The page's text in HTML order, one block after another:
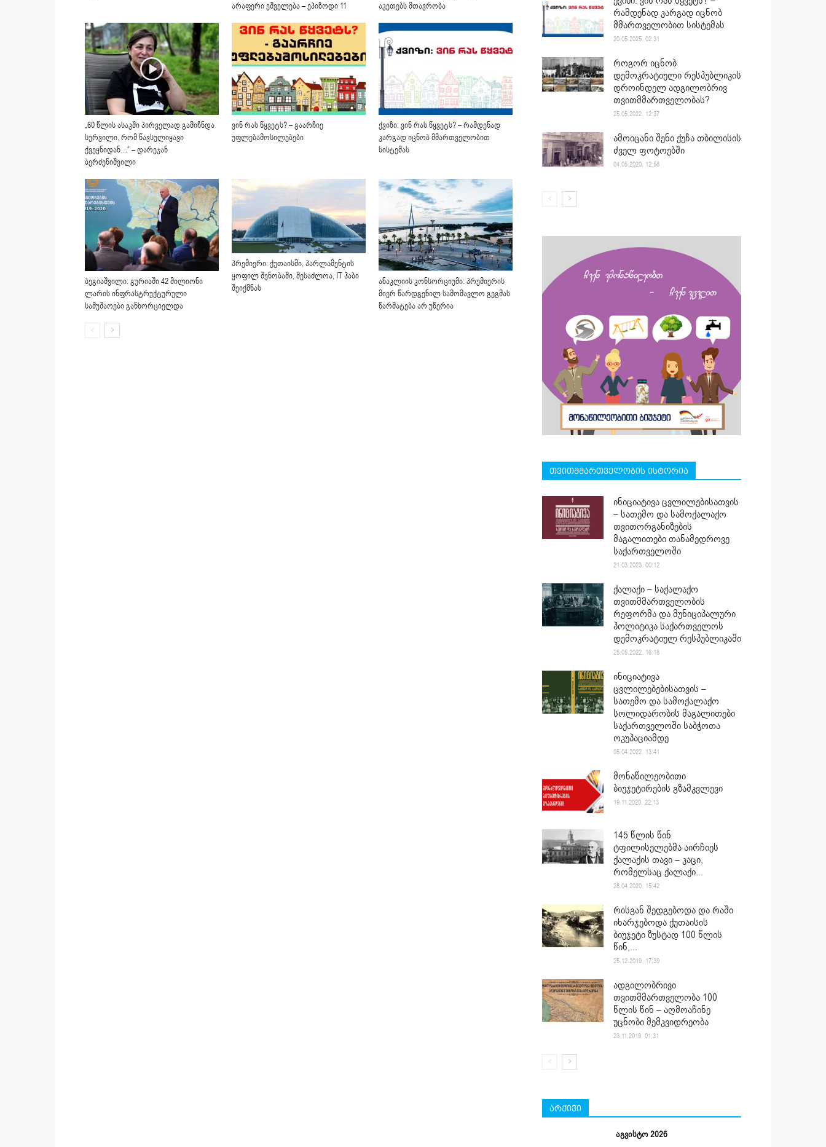
არაფერი ეშველება – ეპიზოდი 11
აკეთებს მთავრობა
„60 წლის ასაკში პირველად გამიჩნდა
სურვილი, რომ წავსულიყავი
ქვეყნიდან…“ – დარეჯან
ბერძენიშვილი
ვინ რას წყვეტს? – გაარჩიე
უფლებამოსილებები
ქვიზი: ვინ რას წყვეტს? – რამდენად
კარგად იცნობ მმართველობით
სისტემას
ბეგიაშვილი: გურიაში 42 მილიონი
ლარის ინფრასტრუქტურული
სამუშაოები განხორციელდა
პრემიერი: ქუთაისში, პარლამენტის
ყოფილ შენობაში, შესაძლოა, IT ჰაბი
შეიქმნას
ანაკლიის კონსორციუმი: პრემიერის
მიერ წარდგენილ სამომავლო გეგმას
წარმატება არ უწერია
რამდენად კარგად იცნობ
მმართველობით სისტემას
20.05.2025. 02:31
როგორ იცნობ
დემოკრატიული რესპუბლიკის
დროინდელ ადგილობრივ
თვითმმართველობას?
25.05.2022. 12:37
ამოიცანი შენი ქუჩა თბილისის
ძველ ფოტოებში
04.05.2020. 12:58
თვითმმართველობის ისტორია
ინიციატივა ცვლილებისათვის
– სათემო და სამოქალაქო
თვითორგანიზების
მაგალითები თანამედროვე
საქართველოში
21.03.2023. 00:12
ქალაქი – საქალაქო
თვითმმართველობის
რეფორმა და მუნიციპალური
პოლიტიკა საქართველოს
დემოკრატიულ რესპუბლიკაში
25.05.2022. 16:18
ინიციატივა
ცვლილებებისათვის –
სათემო და სამოქალაქო
სოლიდარობის მაგალითები
საქართველოში საბჭოთა
ოკუპაციამდე
05.04.2022. 13:41
მონაწილეობითი
ბიუჯეტირების გზამკვლევი
19.11.2020. 22:13
145 წლის წინ
ტფილისელებმა აირჩიეს
ქალაქის თავი – კაცი,
რომელსაც ქალაქი...
28.04.2020. 15:42
რისგან შედგებოდა და რაში
იხარჯებოდა ქუთაისის
ბიუჯეტი ზუსტად 100 წლის
წინ,...
25.12.2019. 17:39
ადგილობრივი
თვითმმართველობა 100
წლის წინ – აღმოაჩინე
უცნობი მემკვიდრეობა
23.11.2019. 01:31
არქივი
აგვისტო 2026